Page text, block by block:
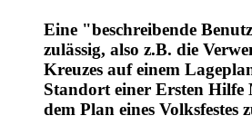
Eine "beschreibende
zulässig, also z.B. die
Kreuzes auf einem
Standort einer Ersten
dem Plan eines Volksfestes